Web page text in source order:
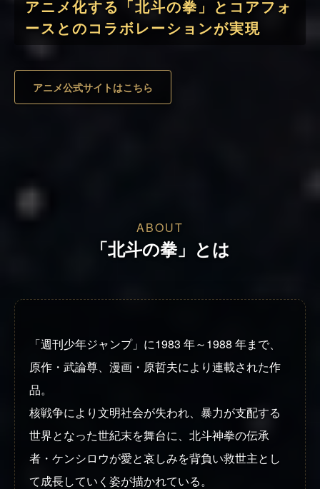
アニメ化する「北斗の拳」とコアフォ
ースとのコラボレーションが実現
アニメ公式サイトはこちら
ABOUT
「北斗の拳」とは
「週刊少年ジャンプ」に1983 年～1988 年まで、
原作・武論尊、漫画・原哲夫により連載された作
品。
核戦争により文明社会が失われ、暴力が支配する
世界となった世紀末を舞台に、北斗神拳の伝承
者・ケンシロウが愛と哀しみを背負い救世主とし
て成長していく姿が描かれている。